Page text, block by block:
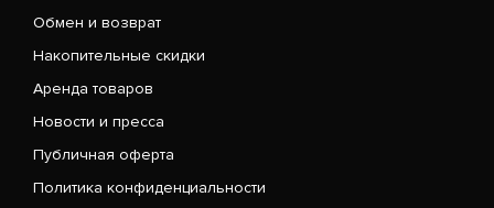
Обмен и возврат
Накопительные скидки
Аренда товаров
Новости и пресса
Публичная оферта
Политика конфиденциальности